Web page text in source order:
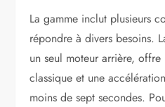
La gamme inclut plusieurs
répondre à divers besoins.
un seul moteur arrière,
classique et une
moins de sept secondes.